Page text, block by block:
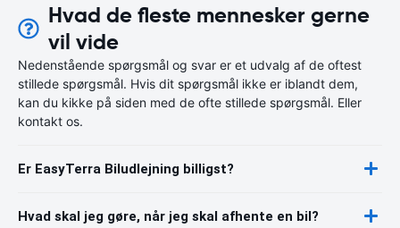
Hvad de fleste mennesker gerne
vil vide
Nedenstående spørgsmål og svar er et udvalg af de oftest
stillede spørgsmål. Hvis dit spørgsmål ikke er iblandt dem,
kan du kikke på siden med de ofte stillede spørgsmål. Eller
kontakt os.
Er EasyTerra Biludlejning billigst?
Hvad skal jeg gøre, når jeg skal afhente en bil?